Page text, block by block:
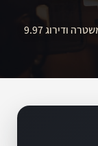
שירות מנעולן מקצועי, מהיר ואמין, עם אישור משטרה ודירוג 9.97